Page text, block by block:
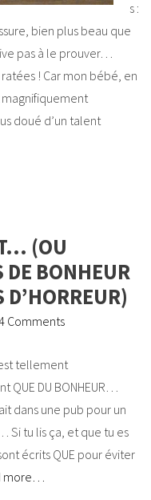
s :
bien plus beau que
pas à le prouver…
! Car mon bébé, en
doué d’un talent
(OU
DE BONHEUR
Comments
tellement
QUE DU BONHEUR…
dans une pub pour un
Si tu lis ça, et que tu es
écrits QUE pour éviter
more…